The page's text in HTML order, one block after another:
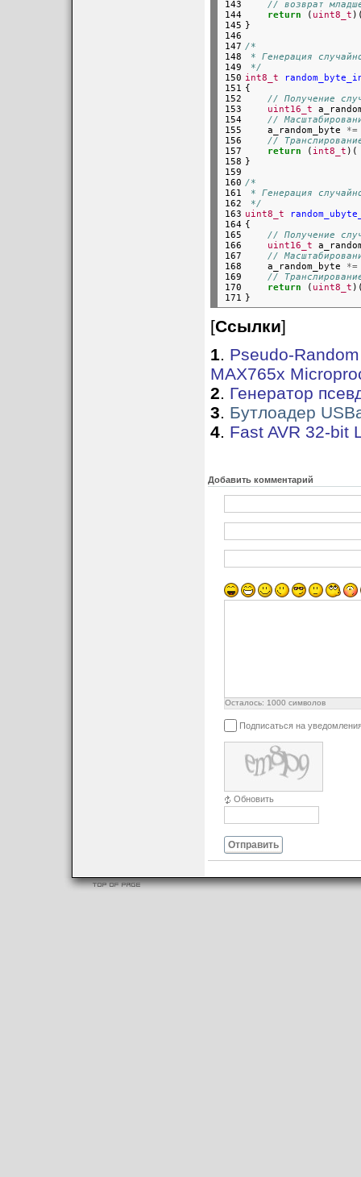
143
144
145
146
147
148
149
150
151
152
153
154
155
156
157
158
159
160
161
162
163
164
165
166
167
168
169
170
171
// возврат
return ( uint8_t
/*
* Генерация
*/
int8_t
{
// Получение
uint16_t
//
    a_random_byte
*=
//
return ( int8_t )(
/*
* Генерация
*/
uint8_t
{
// Получение
uint16_t
//
    a_random_byte
*=
//
return ( uint8_t
[Ссылки]
1. Pseudo-
MAX765x
2. Генератор
3. Бутлоадер
4. Fast AVR 32-bit
Добавить комментарий
Осталось: 1000 символов
Подписаться на
Обновить
Отправить